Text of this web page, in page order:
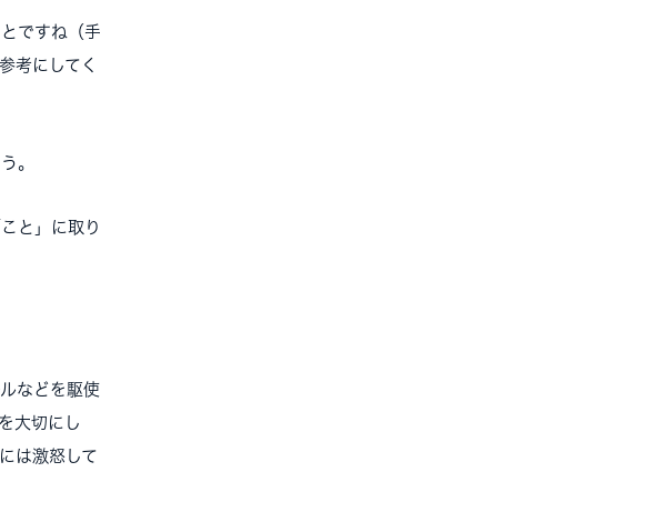
ですね（手
考にしてく
。
と」に取り
などを駆使
大切にし
は激怒して